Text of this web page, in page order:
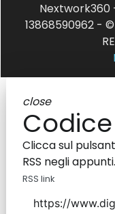
Nextwork360
13868590962 - ©
close
Codice
Clicca sul
RSS negli appunti.
RSS link